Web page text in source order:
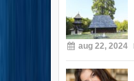
aug 22, 2024